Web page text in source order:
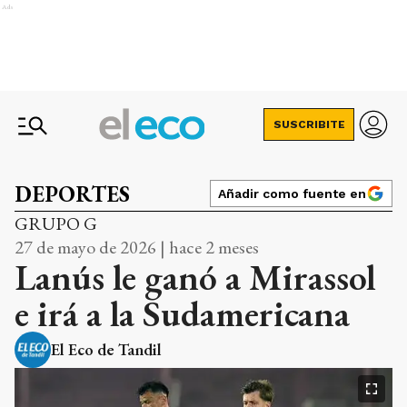
Ads
SUSCRIBITE
DEPORTES Añadir como fuente en
GRUPO G
27 de mayo de 2026 | hace 2 meses
Lanús le ganó a Mirassol
e irá a la Sudamericana
El Eco de Tandil